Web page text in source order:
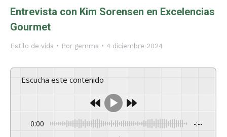
Entrevista con Kim Sorensen en Excelencias
Gourmet
Estilo de vida Por gemma 4 diciembre 2024
Escucha este contenido
0:00 -:--